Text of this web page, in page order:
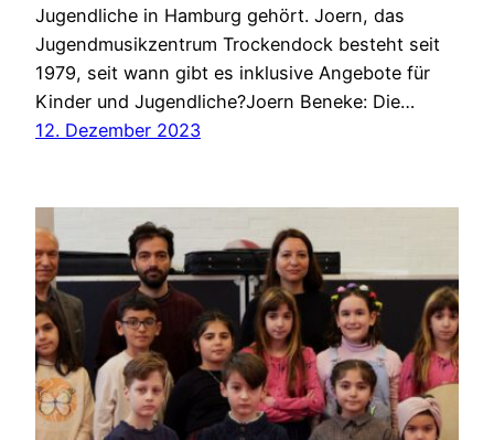
Jugendliche in Hamburg gehört. Joern, das
Jugendmusikzentrum Trockendock besteht seit
1979, seit wann gibt es inklusive Angebote für
Kinder und Jugendliche?Joern Beneke: Die…
12. Dezember 2023